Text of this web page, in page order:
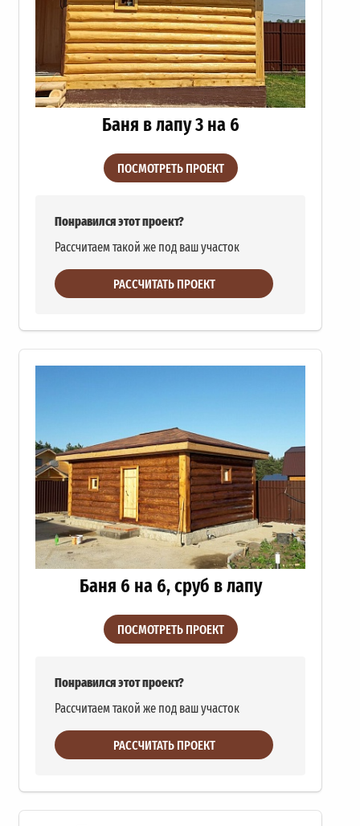
Баня в лапу 3 на 6
ПОСМОТРЕТЬ ПРОЕКТ
Понравился этот проект?
Рассчитаем такой же под ваш участок
РАССЧИТАТЬ ПРОЕКТ
Баня 6 на 6, сруб в лапу
ПОСМОТРЕТЬ ПРОЕКТ
Понравился этот проект?
Рассчитаем такой же под ваш участок
РАССЧИТАТЬ ПРОЕКТ